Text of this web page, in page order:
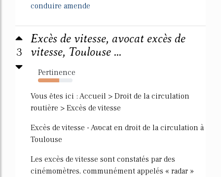
conduire amende
3
Excès de vitesse, avocat excès de
vitesse, Toulouse ...
Pertinence
61%
Vous êtes ici : Accueil > Droit de la circulation
routière > Excès de vitesse
Excès de vitesse - Avocat en droit de la circulation à
Toulouse
Les excès de vitesse sont constatés par des
cinémomètres, communément appelés « radar »